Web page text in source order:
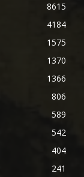
8615
4184
1575
1370
1366
806
589
542
404
241